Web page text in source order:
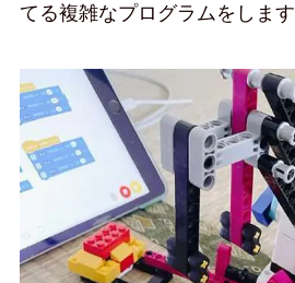
てる複雑なプログラムをします